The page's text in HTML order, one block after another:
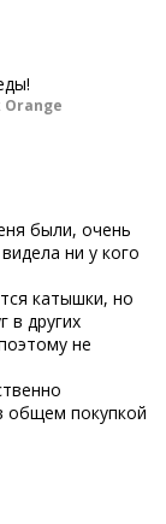
Orange
были, очень
ни у кого
катышки, но
в других
не
общем покупкой